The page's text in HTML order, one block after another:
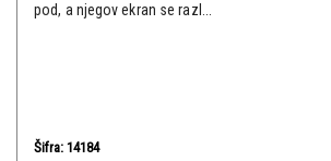
pod, a njegov ekran se razl...
Šifra: 14184